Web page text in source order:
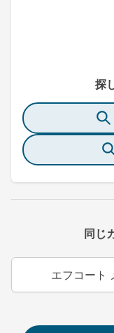
探
同じ
エフコート